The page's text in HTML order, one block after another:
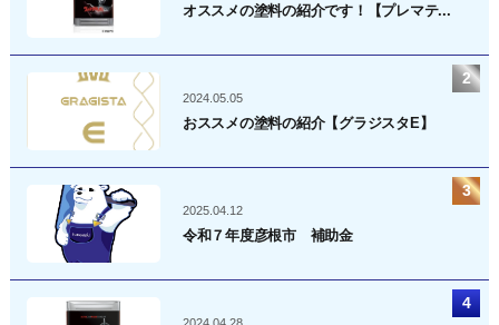
オススメの塗料の紹介です！【プレマテ...
2024.05.05
おススメの塗料の紹介【グラジスタE】
2025.04.12
令和７年度彦根市 補助金